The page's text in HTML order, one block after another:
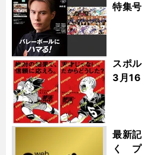
特集
スポ
3月
最新
く プ